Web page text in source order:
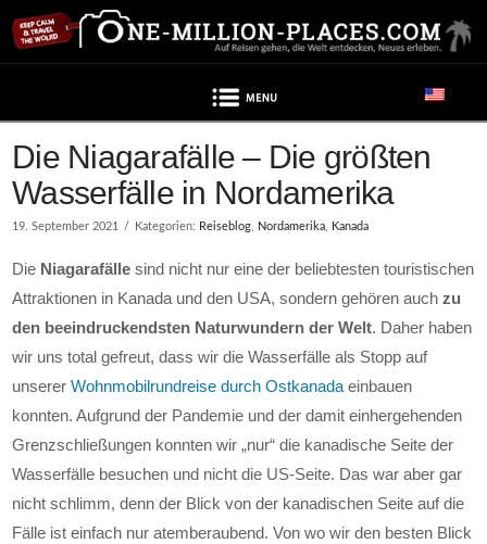
Die Niagarafälle – Die größten
Wasserfälle in Nordamerika
19. September 2021 Kategorien: Reiseblog, Nordamerika, Kanada
Die Niagarafälle sind nicht nur eine der beliebtesten touristischen
Attraktionen in Kanada und den USA, sondern gehören auchzu
den beeindruckendsten Naturwundern der Welt. Daher haben
wir uns total gefreut, dass wir die Wasserfälle als Stopp auf
unsererWohnmobilrundreise durch Ostkanada einbauen
konnten. Aufgrund der Pandemie und der damit einhergehenden
Grenzschließungen konnten wir „nur“ die kanadische Seite der
Wasserfälle besuchen und nicht die US-Seite. Das war aber gar
nicht schlimm, denn der Blick von der kanadischen Seite auf die
Fälle ist einfach nur atemberaubend. Von wo wir den besten Blick